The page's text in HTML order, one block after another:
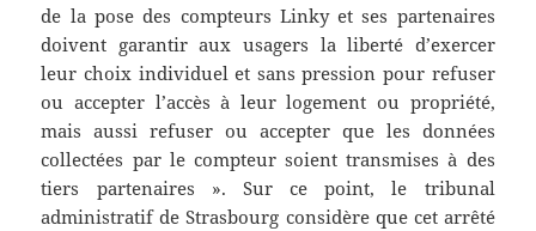
de la pose des compteurs Linky et ses partenaires
doivent garantir aux usagers la liberté d’exercer
leur choix individuel et sans pression pour refuser
ou accepter l’accès à leur logement ou propriété,
mais aussi refuser ou accepter que les données
collectées par le compteur soient transmises à des
tiers partenaires ». Sur ce point, le tribunal
administratif de Strasbourg considère que cet arrêté